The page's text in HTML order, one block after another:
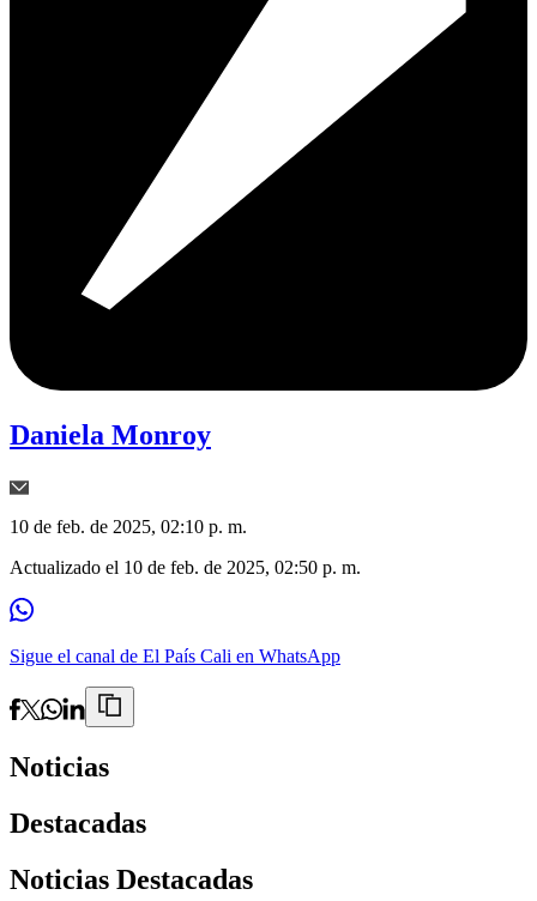
Daniela Monroy
10 de feb. de 2025, 02:10 p. m.
Actualizado el 10 de feb. de 2025, 02:50 p. m.
Sigue el canal de El País Cali en WhatsApp
Noticias
Destacadas
Noticias Destacadas